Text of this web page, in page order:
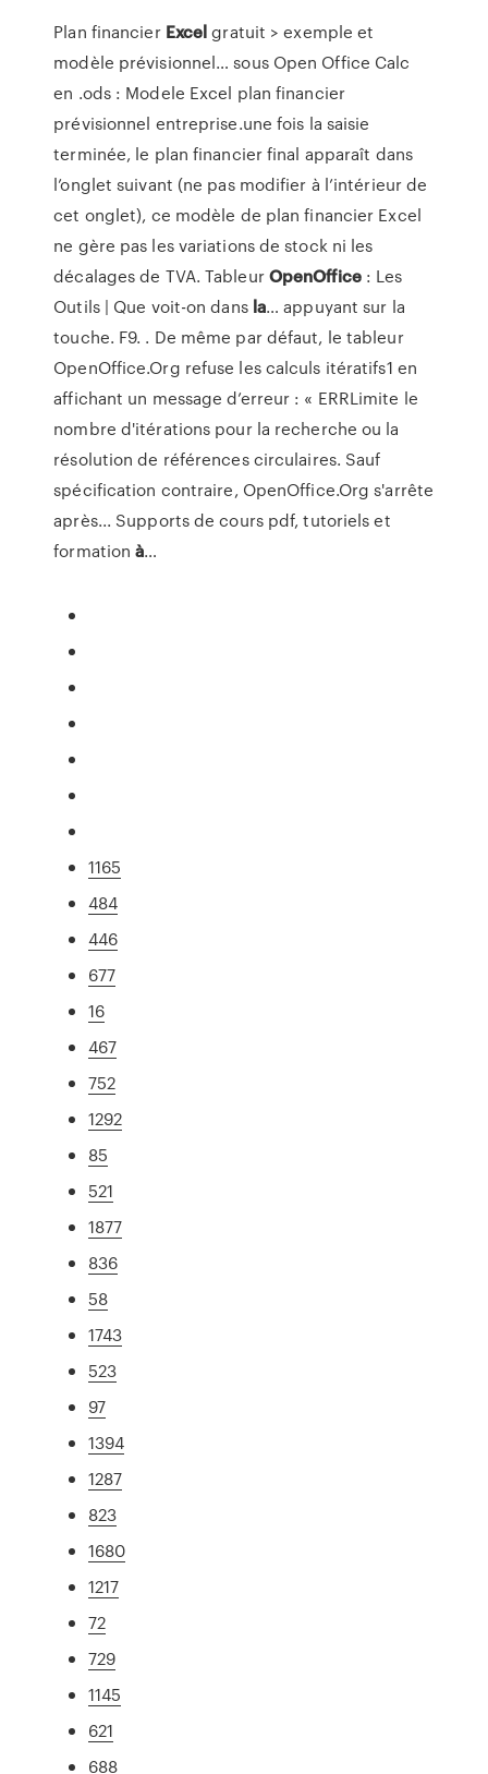
Plan financier Excelgratuit > exemple et
modèle prévisionnel… sous Open Office Calc
en .ods : Modele Excel plan financier
prévisionnel entreprise.une fois la saisie
terminée, le plan financier final apparaît dans
l’onglet suivant (ne pas modifier à l’intérieur de
cet onglet), ce modèle de plan financier Excel
ne gère pas les variations de stock ni les
décalages de TVA. TableurOpenOffice: Les
Outils | Que voit-on dans la… appuyant sur la
touche. F9. . De même par défaut, le tableur
OpenOffice.Org refuse les calculs itératifs1 en
affichant un message d’erreur : « ERRLimite le
nombre d'itérations pour la recherche ou la
résolution de références circulaires. Sauf
spécification contraire, OpenOffice.Org s'arrête
après... Supports de cours pdf, tutoriels et
formationà…
1165
484
446
677
16
467
752
1292
85
521
1877
836
58
1743
523
97
1394
1287
823
1680
1217
72
729
1145
621
688